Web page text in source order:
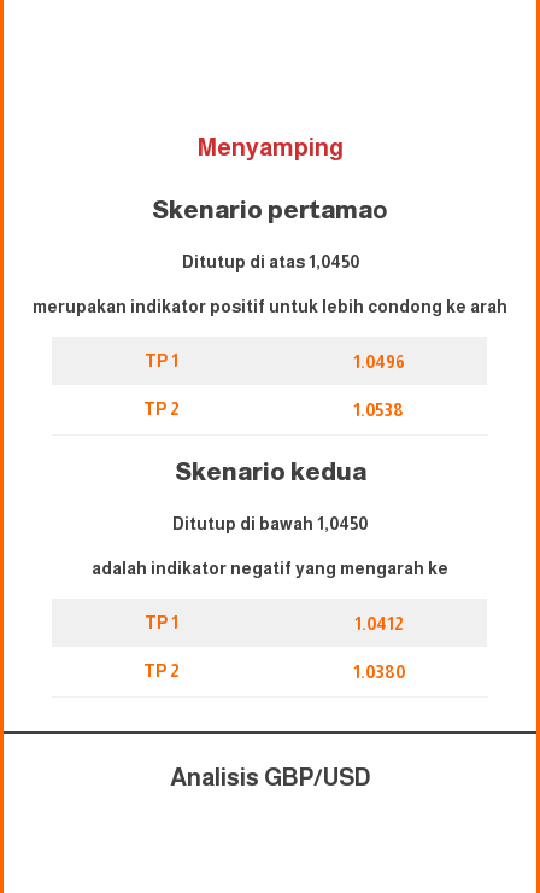
Menyamping
Skenario pertamao
Ditutup di atas 1,0450
merupakan indikator positif untuk lebih condong ke arah
TP 1 1.0496
TP 2 1.0538
Skenario kedua
Ditutup di bawah 1,0450
adalah indikator negatif yang mengarah ke
TP 1 1.0412
TP 2 1.0380
Analisis GBP/USD